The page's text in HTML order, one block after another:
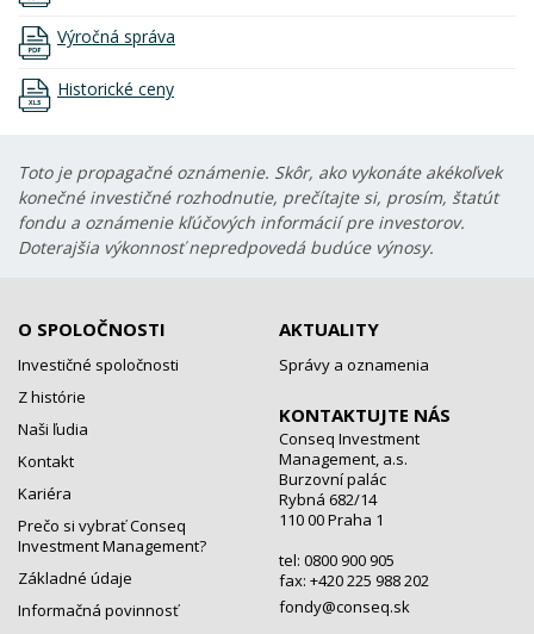
Výročná správa
Historické ceny
Toto je propagačné oznámenie. Skôr, ako vykonáte akékoľvek
konečné investičné rozhodnutie, prečítajte si, prosím, štatút
fondu a oznámenie kľúčových informácií pre investorov.
Doterajšia výkonnosť nepredpovedá budúce výnosy.
O SPOLOČNOSTI
Investičné spoločnosti
Z histórie
Naši ľudia
Kontakt
Kariéra
Prečo si vybrať Conseq
Investment Management?
Základné údaje
Informačná povinnosť
AKTUALITY
Správy a oznamenia
KONTAKTUJTE NÁS
Conseq Investment
Management, a.s.
Burzovní palác
Rybná 682/14
110 00 Praha 1
tel: 0800 900 905
fax: +420 225 988 202
fondy@conseq.sk